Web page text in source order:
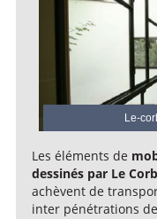
Le-
Les éléments de
dessinés par Le
achèvent de
inter pénétrations